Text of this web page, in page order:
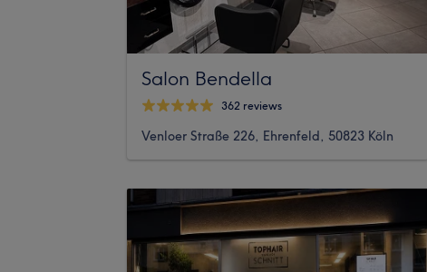
Salon Bendella
362 reviews
Venloer Straße 226, Ehrenfeld, 50823 Köln